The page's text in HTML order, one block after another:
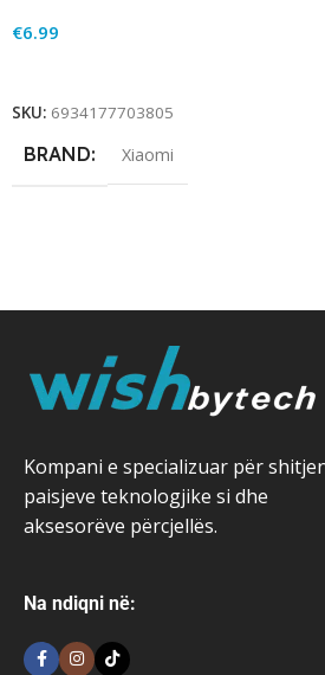
€6.99
SKU: 6934177703805
BRAND Xiaomi
Kompani e specializuar për
paisjeve teknologjike si dhe
aksesorëve përcjellës.
Na ndiqni në: